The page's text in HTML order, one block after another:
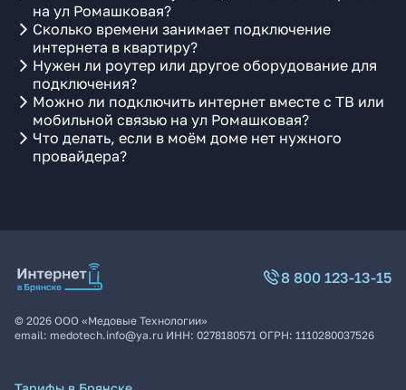
на ул Ромашковая?
Сколько времени занимает подключение
интернета в квартиру?
Нужен ли роутер или другое оборудование для
подключения?
Можно ли подключить интернет вместе с ТВ или
мобильной связью на ул Ромашковая?
Что делать, если в моём доме нет нужного
провайдера?
8 800 123-13-15
© 2026 ООО «Медовые Технологии»
email: medotech.info@ya.ru ИНН: 0278180571 ОГРН: 1110280037526